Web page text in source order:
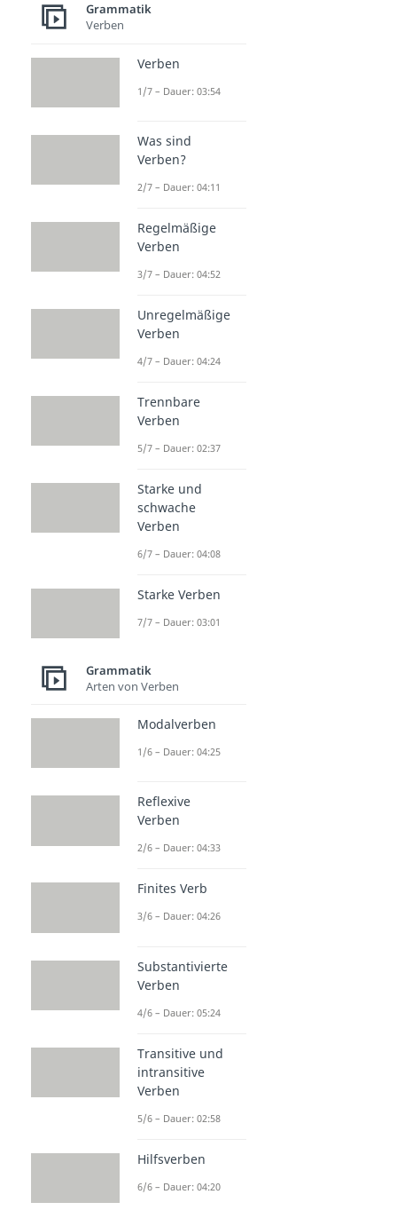
Grammatik
Verben
Verben
1/7 – Dauer: 03:54
Was sind
Verben?
2/7 – Dauer: 04:11
Regelmäßige
Verben
3/7 – Dauer: 04:52
Unregelmäßige
Verben
4/7 – Dauer: 04:24
Trennbare
Verben
5/7 – Dauer: 02:37
Starke und
schwache
Verben
6/7 – Dauer: 04:08
Starke Verben
7/7 – Dauer: 03:01
Grammatik
Arten von Verben
Modalverben
1/6 – Dauer: 04:25
Reflexive
Verben
2/6 – Dauer: 04:33
Finites Verb
3/6 – Dauer: 04:26
Substantivierte
Verben
4/6 – Dauer: 05:24
Transitive und
intransitive
Verben
5/6 – Dauer: 02:58
Hilfsverben
6/6 – Dauer: 04:20